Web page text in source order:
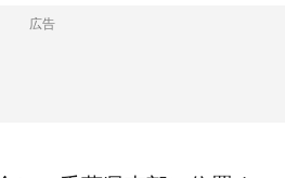
広告